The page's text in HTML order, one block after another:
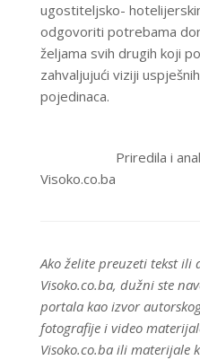
ugostiteljsko-
odgovoriti potrebama
željama svih drugih koji
zahvaljujući viziji
pojedinaca.
Priredila i
Visoko.co.ba
Ako želite preuzeti tekst ili
Visoko.co.ba, dužni ste
portala kao izvor
fotografije i video
Visoko.co.ba ili materijale